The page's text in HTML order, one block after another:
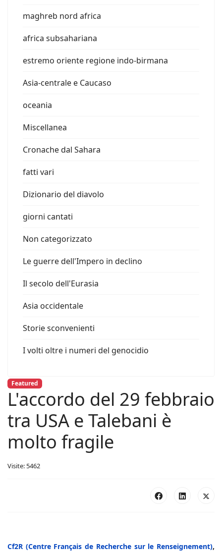
maghreb nord africa
africa subsahariana
estremo oriente regione indo-birmana
Asia-centrale e Caucaso
oceania
Miscellanea
Cronache dal Sahara
fatti vari
Dizionario del diavolo
giorni cantati
Non categorizzato
Le guerre dell'Impero in declino
Il secolo dell'Eurasia
Asia occidentale
Storie sconvenienti
I volti oltre i numeri del genocidio
Featured
L'accordo del 29 febbraio
tra USA e Talebani è
molto fragile
Visite: 5462
Cf2R (Centre Français de Recherche sur le Renseignement),